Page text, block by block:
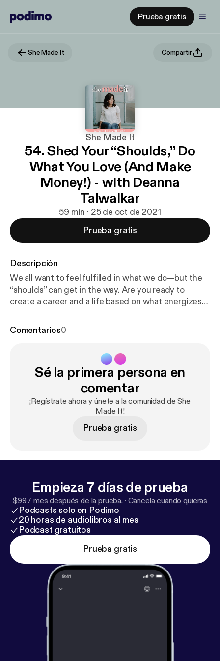
Prueba gratis
She Made It Compartir
She Made It
54. Shed Your “Shoulds,” Do
What You Love (And Make
Money!) - with Deanna
Talwalkar
59 min · 25 de oct de 2021
Prueba gratis
Descripción
We all want to feel fulfilled in what we do—but the
“shoulds” can get in the way. Are you ready to
create a career and a life based on what energizes
Deanna Talwalkar, the artist behind the Instagram
career to an entrepreneurial venture filled with joy.
We’re talking about following what you love, paying
attention, the Enneagram, growing on Instagram,
and staying authentic—all to create the best path
for YOU. Schedule a clarity call with Elle:
Instagram: instagram.com/ellezimm Learn more
Comentarios0
Sé la primera persona en
comentar
¡Regístrate ahora y únete a la comunidad de She
Made It!
Prueba gratis
Empieza 7 días de prueba
$99 / mes después de la prueba. · Cancela cuando quieras
Podcasts solo en Podimo
20 horas de audiolibros al mes
Podcast gratuitos
Prueba gratis